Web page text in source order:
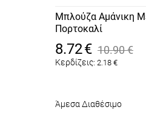
Μπλούζα Αμάνικη
Πορτοκαλί
8.72€ 10.90€
Κερδίζεις: 2.18 €
Άμεσα Διαθέσιμο